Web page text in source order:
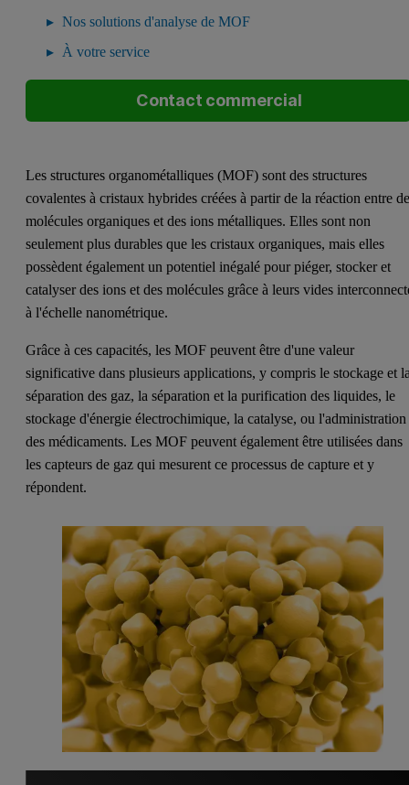
Nos solutions d'analyse de MOF
À votre service
Contact commercial
Les structures organométalliques (MOF) sont des structures
covalentes à cristaux hybrides créées à partir de la réaction entre
molécules organiques et des ions métalliques. Elles sont non
seulement plus durables que les cristaux organiques, mais elles
possèdent également un potentiel inégalé pour piéger, stocker et
catalyser des ions et des molécules grâce à leurs vides
à l'échelle nanométrique.
Grâce à ces capacités, les MOF peuvent être d'une valeur
significative dans plusieurs applications, y compris le stockage et
séparation des gaz, la séparation et la purification des liquides, le
stockage d'énergie électrochimique, la catalyse, ou l'administration
des médicaments. Les MOF peuvent également être utilisées dans
les capteurs de gaz qui mesurent ce processus de capture et y
répondent.